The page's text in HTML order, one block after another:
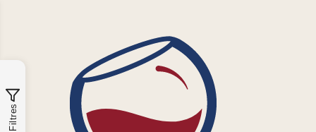
Filtres